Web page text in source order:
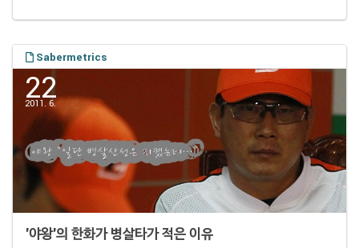
481 경기 당 1번 꼴. 올해도 지난달 22일 필립 험버(시카고 화이..
Sabermetrics
22
2011. 6.
'야왕'의 한화가 병살타가 적은 이유